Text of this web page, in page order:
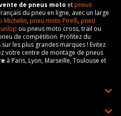
de pneus moto etpneus
du pneu en ligne, avec un large
Michelin,pneu moto Pirelli,pneu
ou pneus moto cross, trail ou
de compétition. Profitez du
les plus grandes marques ! Evitez
votre centre de montage de pneus
à Paris, Lyon, Marseille, Toulouse et